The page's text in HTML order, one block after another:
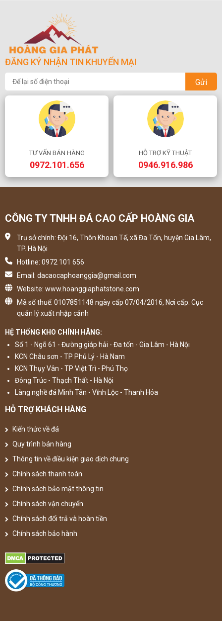
ĐĂNG KÝ NHẬN TIN KHUYẾN MẠI
Gửi
TƯ VẤN BÁN HÀNG
0972.101.656
HỖ TRỢ KỸ THUẬT
0946.916.986
CÔNG TY TNHH ĐÁ CAO CẤP HOÀNG GIA
Trụ sở chính: Đội 16, Thôn Khoan Tế, xã Đa Tốn, huyện Gia Lâm,
TP. Hà Nội
Hotline: 0972 101 656
Email: dacaocaphoanggia@gmail.com
Website: www.hoanggiaphatstone.com
Mã số thuế: 0107851148 ngày cấp 07/04/2016, Nơi cấp: Cục
quản lý xuất nhập cảnh
HỆ THỐNG KHO CHÍNH HÃNG:
Số 1 - Ngõ 61 - Đường giáp hải - Đa tốn - Gia Lâm - Hà Nội
KCN Châu sơn - TP Phủ Lý - Hà Nam
KCN Thụy Vân - TP Việt Trì - Phú Thọ
Đông Trúc - Thạch Thất - Hà Nội
Làng nghề đá Minh Tân - Vĩnh Lộc - Thanh Hóa
HỖ TRỢ KHÁCH HÀNG
Kiến thức về đá
Quy trình bán hàng
Thông tin về điều kiện giao dịch chung
Chính sách thanh toán
Chính sách bảo mật thông tin
Chính sách vận chuyển
Chính sách đổi trả và hoàn tiền
Chính sách bảo hành